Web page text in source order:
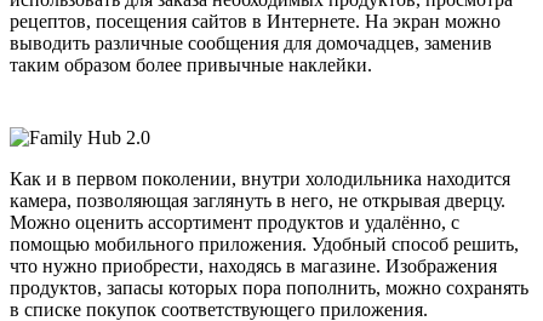
рецептов, посещения сайтов в Интернете. На экран можно
выводить различные сообщения для домочадцев, заменив
таким образом более привычные наклейки.
Как и в первом поколении, внутри холодильника находится
камера, позволяющая заглянуть в него, не открывая дверцу.
Можно оценить ассортимент продуктов и удалённо, с
помощью мобильного приложения. Удобный способ решить,
что нужно приобрести, находясь в магазине. Изображения
продуктов, запасы которых пора пополнить, можно сохранять
в списке покупок соответствующего приложения.